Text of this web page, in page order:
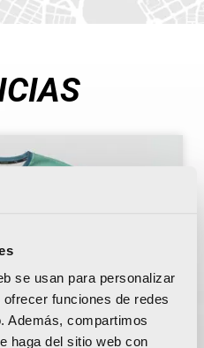
se usan para personalizar
funciones de redes
Además, compartimos
haga del sitio web con